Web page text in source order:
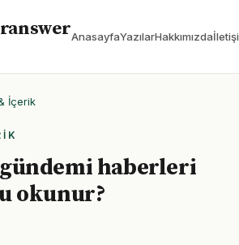
AnasayfaYazılarHakkımızda
İçerik
haberleri
okunur?